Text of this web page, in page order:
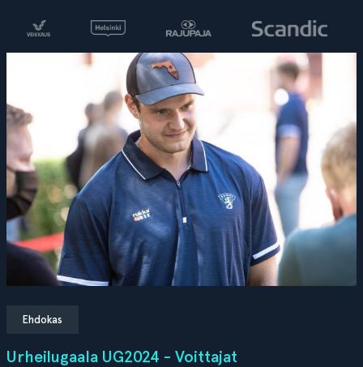
Ehdokas
Urheilugaala UG2024 - Voittajat